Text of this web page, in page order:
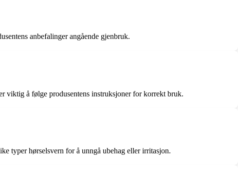
anbefalinger angående gjenbruk.
viktig å følge produsentens instruksjoner for korrekt bruk.
typer hørselsvern for å unngå ubehag eller irritasjon.